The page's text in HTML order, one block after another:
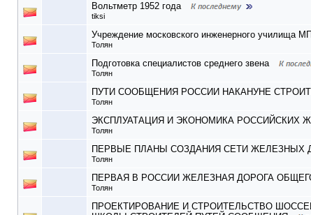
Вольтметр 1952 года
tiksi
Учреждение московского инженерного училища
Толян
Подготовка специалистов среднего звена
Толян
ПУТИ СООБЩЕНИЯ РОССИИ НАКАНУНЕ
Толян
ЭКСПЛУАТАЦИЯ И ЭКОНОМИКА РОССИЙСКИХ
Толян
ПЕРВЫЕ ПЛАНЫ СОЗДАНИЯ СЕТИ ЖЕЛЕЗНЫХ
Толян
ПЕРВАЯ В РОССИИ ЖЕЛЕЗНАЯ ДОРОГА
Толян
ПРОЕКТИРОВАНИЕ И СТРОИТЕЛЬСТВО